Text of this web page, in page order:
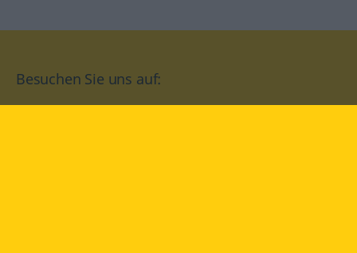
Besuchen Sie uns auf: